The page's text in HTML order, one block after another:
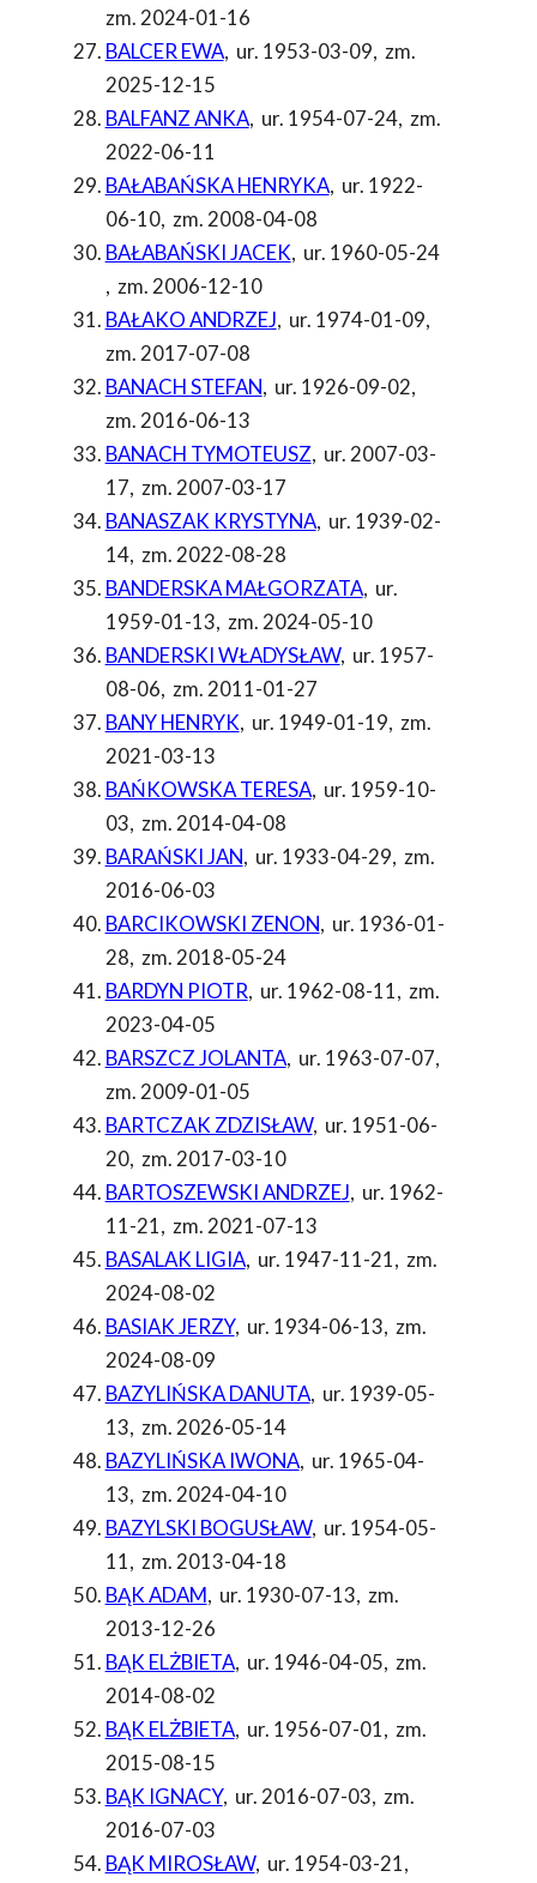
zm. 2024-01-16
BALCER EWA, ur. 1953-03-09, zm.
2025-12-15
BALFANZ ANKA, ur. 1954-07-24, zm.
2022-06-11
BAŁABAŃSKA HENRYKA, ur. 1922-
06-10, zm. 2008-04-08
BAŁABAŃSKI JACEK, ur. 1960-05-24
, zm. 2006-12-10
BAŁAKO ANDRZEJ, ur. 1974-01-09,
zm. 2017-07-08
BANACH STEFAN, ur. 1926-09-02,
zm. 2016-06-13
BANACH TYMOTEUSZ, ur. 2007-03-
17, zm. 2007-03-17
BANASZAK KRYSTYNA, ur. 1939-02-
14, zm. 2022-08-28
BANDERSKA MAŁGORZATA, ur.
1959-01-13, zm. 2024-05-10
BANDERSKI WŁADYSŁAW, ur. 1957-
08-06, zm. 2011-01-27
BANY HENRYK, ur. 1949-01-19, zm.
2021-03-13
BAŃKOWSKA TERESA, ur. 1959-10-
03, zm. 2014-04-08
BARAŃSKI JAN, ur. 1933-04-29, zm.
2016-06-03
BARCIKOWSKI ZENON, ur. 1936-01-
28, zm. 2018-05-24
BARDYN PIOTR, ur. 1962-08-11, zm.
2023-04-05
BARSZCZ JOLANTA, ur. 1963-07-07,
zm. 2009-01-05
BARTCZAK ZDZISŁAW, ur. 1951-06-
20, zm. 2017-03-10
BARTOSZEWSKI ANDRZEJ, ur. 1962-
11-21, zm. 2021-07-13
BASALAK LIGIA, ur. 1947-11-21, zm.
2024-08-02
BASIAK JERZY, ur. 1934-06-13, zm.
2024-08-09
BAZYLIŃSKA DANUTA, ur. 1939-05-
13, zm. 2026-05-14
BAZYLIŃSKA IWONA, ur. 1965-04-
13, zm. 2024-04-10
BAZYLSKI BOGUSŁAW, ur. 1954-05-
11, zm. 2013-04-18
BĄK ADAM, ur. 1930-07-13, zm.
2013-12-26
BĄK ELŻBIETA, ur. 1946-04-05, zm.
2014-08-02
BĄK ELŻBIETA, ur. 1956-07-01, zm.
2015-08-15
BĄK IGNACY, ur. 2016-07-03, zm.
2016-07-03
BĄK MIROSŁAW, ur. 1954-03-21,